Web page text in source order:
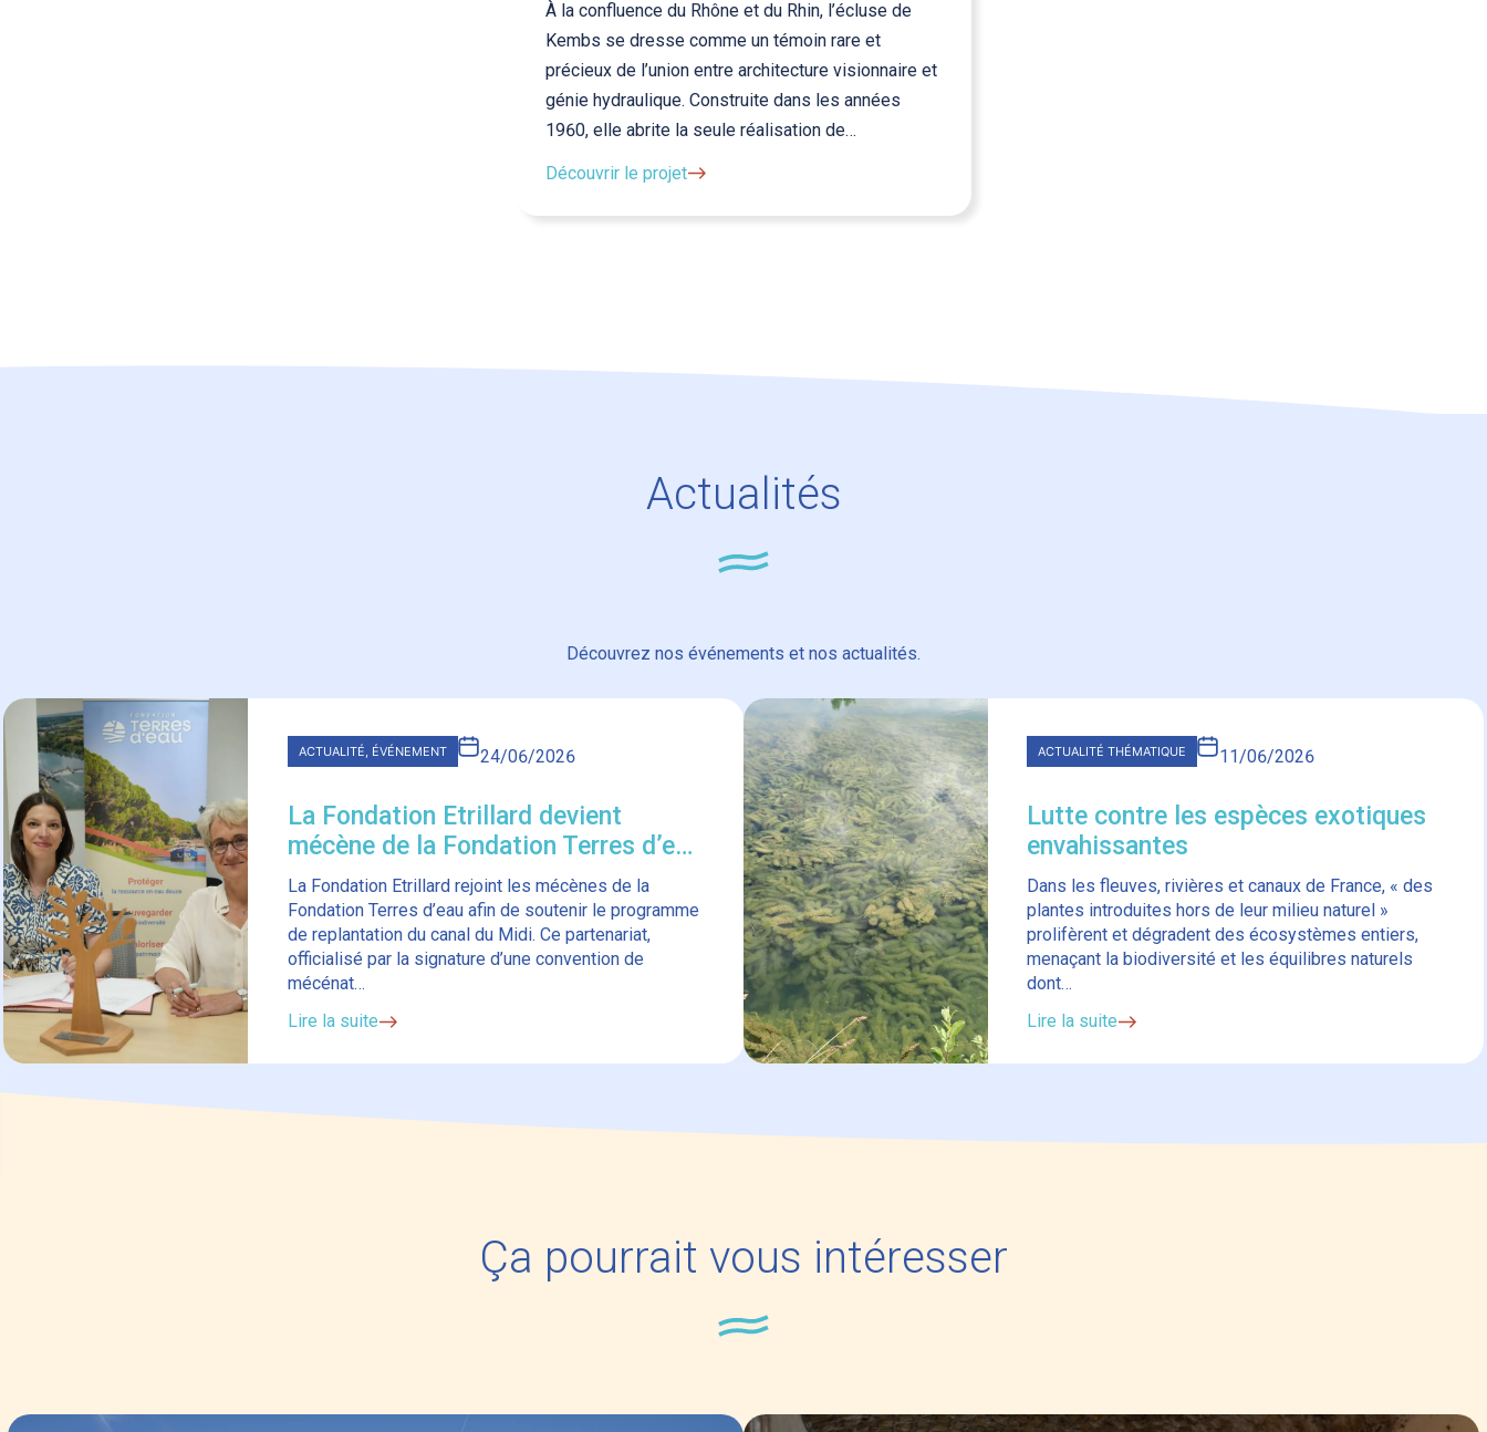
À la confluence du Rhône et du Rhin, l’écluse de
Kembs se dresse comme un témoin rare et
précieux de l’union entre architecture visionnaire et
génie hydraulique. Construite dans les années
1960, elle abrite la seule réalisation de…
Découvrir le projet
Actualités
Découvrez nos événements et nos actualités.
ACTUALITÉ, ÉVÉNEMENT 24/06/2026
La Fondation Etrillard devient
mécène de la Fondation Terres d’eau
et soutient la replantation du canal
du Midi
La Fondation Etrillard rejoint les mécènes de la
Fondation Terres d’eau afin de soutenir le programme
de replantation du canal du Midi. Ce partenariat,
officialisé par la signature d’une convention de
mécénat…
Lire la suite
ACTUALITÉ THÉMATIQUE 11/06/2026
Lutte contre les espèces exotiques
envahissantes
Dans les fleuves, rivières et canaux de France, « des
plantes introduites hors de leur milieu naturel »
prolifèrent et dégradent des écosystèmes entiers,
menaçant la biodiversité et les équilibres naturels
dont…
Lire la suite
Ça pourrait vous intéresser